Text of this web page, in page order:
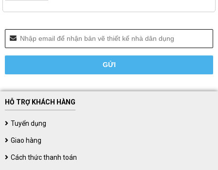
HỖ TRỢ KHÁCH HÀNG
Tuyển dụng
Giao hàng
Cách thức thanh toán